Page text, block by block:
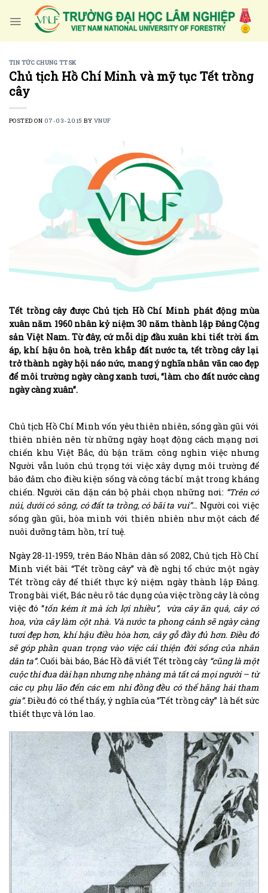
TIN TỨC CHUNG TTSK
Chủ tịch Hồ Chí Minh và mỹ tục Tết trồng
cây
POSTED ON 07-03-2015 BY VNUF
Tết trồng cây được Chủ tịch Hồ Chí Minh phát động mùa
xuân năm 1960 nhân kỷ niệm 30 năm thành lập Đảng Cộng
sản Việt Nam. Từ đây, cứ mỗi dịp đầu xuân khi tiết trời ấm
áp, khí hậu ôn hoà, trên khắp đất nước ta, tết trồng cây lại
trở thành ngày hội náo nức, mang ý nghĩa nhân văn cao đẹp
để môi trường ngày càng xanh tươi, “làm cho đất nước càng
ngày càng xuân”.
Chủ tịch Hồ Chí Minh vốn yêu thiên nhiên, sống gần gũi với
thiên nhiên nên từ những ngày hoạt động cách mạng nơi
chiến khu Việt Bắc, dù bận trăm công nghìn việc nhưng
Người vẫn luôn chú trọng tới việc xây dựng môi trường để
bảo đảm cho điều kiện sống và công tác bí mật trong kháng
chiến. Người căn dặn cán bộ phải chọn những nơi: “Trên có
núi, dưới có sông, có đất ta trồng, có bãi ta vui”... Người coi việc
sống gần gũi, hòa mình với thiên nhiên như một cách để
nuôi dưỡng tâm hồn, trí tuệ.
Ngày 28-11-1959, trên Báo Nhân dân số 2082, Chủ tịch Hồ Chí
Minh viết bài “Tết trồng cây” và đề nghị tổ chức một ngày
Tết trồng cây để thiết thực kỷ niệm ngày thành lập Đảng.
Trong bài viết, Bác nêu rõ tác dụng của việc trồng cây là công
việc đó “tốn kém ít mà ích lợi nhiều”,
vừa cây ăn quả, cây có
hoa, vừa cây làm cột nhà. Và nước ta phong cảnh sẽ ngày càng
tươi đẹp hơn, khí hậu điều hòa hơn, cây gỗ đầy đủ hơn. Điều đó
sẽ góp phần quan trọng vào việc cải thiện đời sống của nhân
dân ta”.Cuối bài báo, Bác Hồ đã viết Tết trồng cây “cũng là một
cuộc thi đua dài hạn nhưng nhẹ nhàng mà tất cả mọi người – từ
các cụ phụ lão đến các em nhi đồng đều có thể hăng hái tham
gia”.Điều đó có thể thấy, ý nghĩa của “Tết trồng cây” là hết sức
thiết thực và lớn lao.